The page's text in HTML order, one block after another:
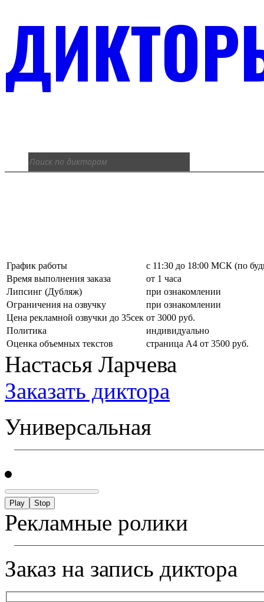
График работы
с 11:30 до 18:00 МСК (по
Время выполнения заказа
от 1 часа
Липсинг (Дубляж)
при ознакомлении
Ограничения на озвучку
при ознакомлении
Цена рекламной озвучки до 35сек от 3000 руб.
Политика
индивидуально
Оценка объемных текстов
страница А4 от 3500 руб.
Настасья Ларчева
Заказать диктора
Универсальная
Play Stop
Рекламные ролики
Заказ на запись диктора